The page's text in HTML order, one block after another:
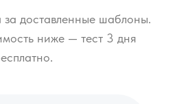
доставленные шаблоны.
ниже — тест 3 дня